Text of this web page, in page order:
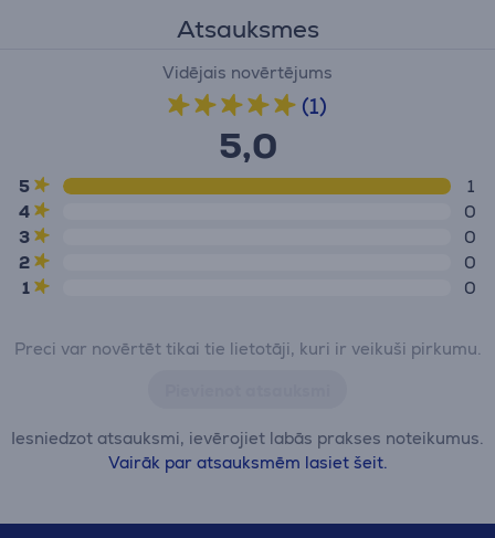
Atsauksmes
Vidējais novērtējums
(1)
5,0
5
1
4
0
3
0
2
0
1
0
Preci var novērtēt tikai tie lietotāji, kuri ir veikuši pirkumu.
Iesniedzot atsauksmi, ievērojiet labās prakses noteikumus.
Vairāk par atsauksmēm lasiet šeit.